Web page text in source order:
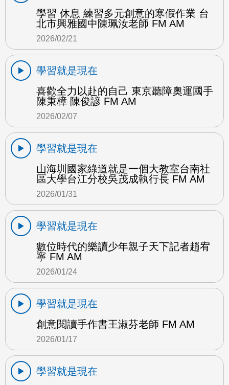
學習 休息 練習多元創意的寒假作業 台
北市興雅國中陳珮汝老師 FM AM
2026/02/21
學習就是現在
喜歡全力以赴的自己 東京聽障奧運國手
陳秉樟 陳俊諺 FM AM
2026/02/07
學習就是現在
山海圳國家綠道就是一個大教室台南社
區大學台江分校吳茂成執行長 FM AM
2026/01/31
學習就是現在
數位時代的樂讀少年親子天下記者趙宥
寧 FM AM
2026/01/24
學習就是現在
創意閱讀手作書王淑芬老師 FM AM
2026/01/17
學習就是現在